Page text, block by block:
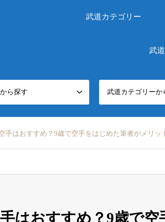
武道カテゴリー
武
ら探す 武道カテゴリーか
手はおすすめ？9歳で空手をはじめた筆者がメリッ
はおすすめ？9歳で空